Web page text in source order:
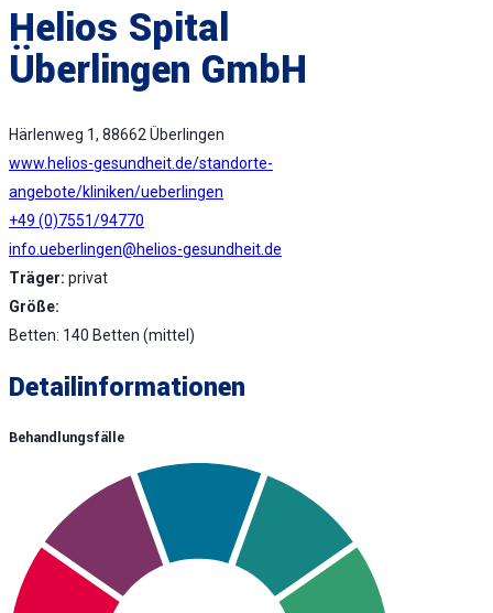
Helios Spital
Überlingen GmbH
Härlenweg 1, 88662 Überlingen
www.helios-gesundheit.de/standorte-
angebote/kliniken/ueberlingen
+49 (0)7551/94770
info.ueberlingen@helios-gesundheit.de
Träger: privat
Größe:
Betten: 140 Betten (mittel)
Detailinformationen
Behandlungsfälle